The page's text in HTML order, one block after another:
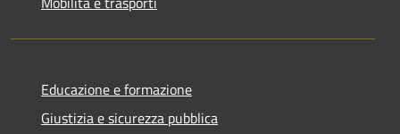
Educazione e formazione
Giustizia e sicurezza pubblica